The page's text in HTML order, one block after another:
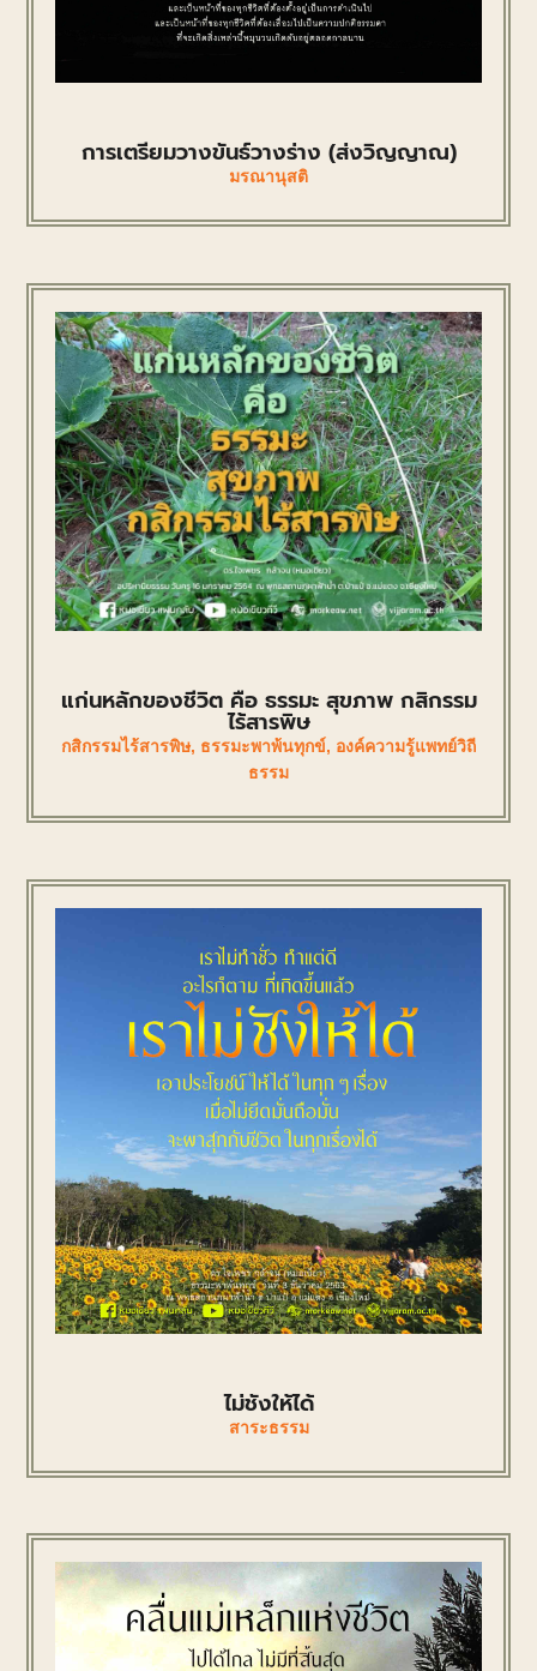
การเตรียมวางขันธ์วางร่าง (ส่งวิญญาณ)
มรณานุสติ
แก่นหลักของชีวิต คือ ธรรมะ สุขภาพ กสิกรรม
ไร้สารพิษ
กสิกรรมไร้สารพิษ, ธรรมะพาพ้นทุกข์, องค์ความรู้แพทย์วิถี
ธรรม
ไม่ชังให้ได้
สาระธรรม